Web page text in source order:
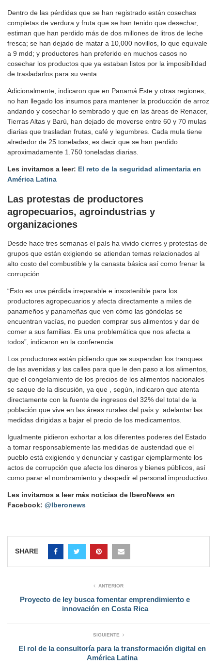
Dentro de las pérdidas que se han registrado están cosechas
completas de verdura y fruta que se han tenido que desechar,
estiman que han perdido más de dos millones de litros de leche
fresca; se han dejado de matar a 10,000 novillos, lo que equivale
a 9 mdd; y productores han preferido en muchos casos no
cosechar los productos que ya estaban listos por la imposibilidad
de trasladarlos para su venta.
Adicionalmente, indicaron que en Panamá Este y otras regiones,
no han llegado los insumos para mantener la producción de arroz
andando y cosechar lo sembrado y que en las áreas de Renacer,
Tierras Altas y Barú, han dejado de moverse entre 60 y 70 mulas
diarias que trasladan frutas, café y legumbres. Cada mula tiene
alrededor de 25 toneladas, es decir que se han perdido
aproximadamente 1.750 toneladas diarias.
Les invitamos a leer: El reto de la seguridad alimentaria en
América Latina
Las protestas de productores
agropecuarios, agroindustrias y
organizaciones
Desde hace tres semanas el país ha vivido cierres y protestas de
grupos que están exigiendo se atiendan temas relacionados al
alto costo del combustible y la canasta básica así como frenar la
corrupción.
“Esto es una pérdida irreparable e insostenible para los
productores agropecuarios y afecta directamente a miles de
panameños y panameñas que ven cómo las góndolas se
encuentran vacías, no pueden comprar sus alimentos y dar de
comer a sus familias. Es una problemática que nos afecta a
todos”, indicaron en la conferencia.
Los productores están pidiendo que se suspendan los tranques
de las avenidas y las calles para que le den paso a los alimentos,
que el congelamiento de los precios de los alimentos nacionales
se saque de la discusión, ya que , según, indicaron que atenta
directamente con la fuente de ingresos del 32% del total de la
población que vive en las áreas rurales del país y adelantar las
medidas dirigidas a bajar el precio de los medicamentos.
Igualmente pidieron exhortar a los diferentes poderes del Estado
a tomar responsablemente las medidas de austeridad que el
pueblo está exigiendo y denunciar y castigar ejemplarmente los
actos de corrupción que afecte los dineros y bienes públicos, así
como parar el nombramiento y despedir el personal improductivo.
Les invitamos a leer más noticias de IberoNews en
Facebook: @Iberonews
SHARE
ANTERIOR
Proyecto de ley busca fomentar emprendimiento e
innovación en Costa Rica
SIGUIENTE
El rol de la consultoría para la transformación digital en
América Latina